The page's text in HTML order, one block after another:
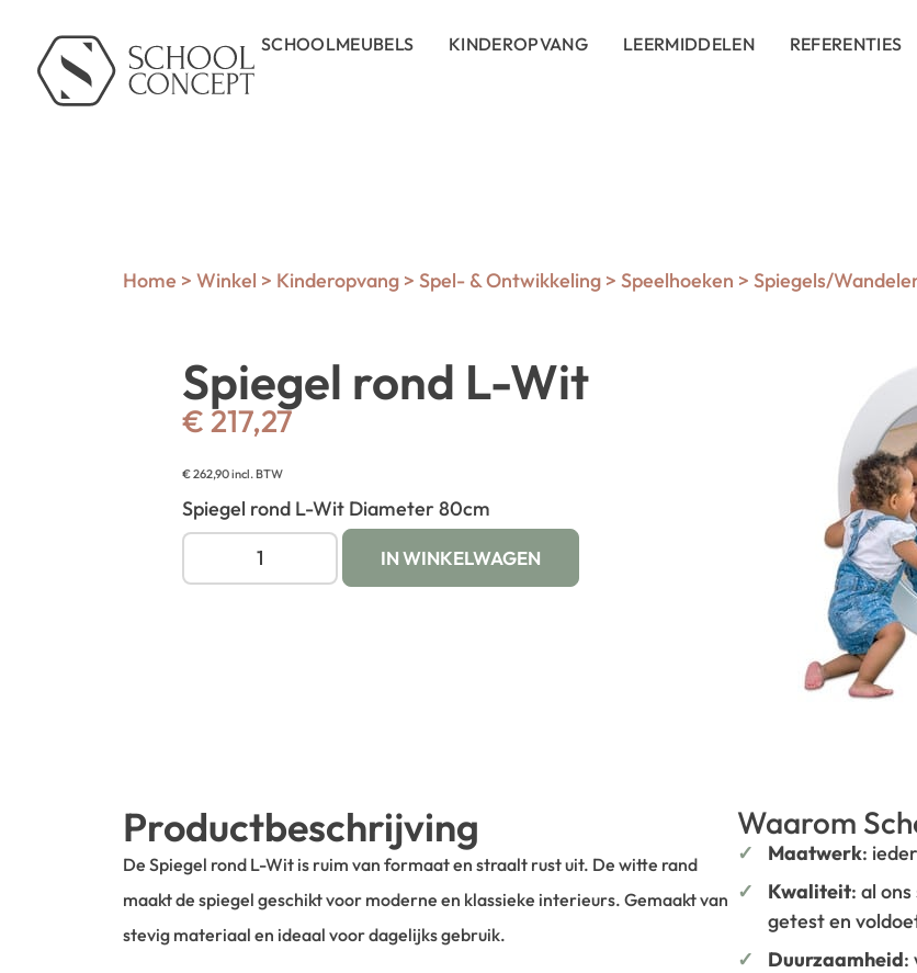
SCHOOLMEUBELS KINDEROPVANG LEERMIDDELEN REFERENTIES
Home > Winkel > Kinderopvang > Spel- & Ontwikkeling > Speelhoeken > Spiegels/
Spiegel rond L-Wit
€ 217,27
€262,90incl. BTW
Spiegel rond L-Wit Diameter 80cm
IN WINKELWAGEN
Productbeschrijving
De Spiegel rond L-Wit is ruim van formaat en straalt rust uit. De witte rand
maakt de spiegel geschikt voor moderne en klassieke interieurs. Gemaakt van
stevig materiaal en ideaal voor dagelijks gebruik.
Waarom
Maatwerk:
Kwaliteit: al
getest en
Duurzaamheid: